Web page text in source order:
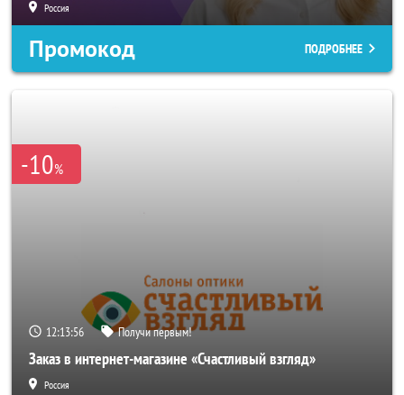
Россия
Промокод ПОДРОБНЕЕ
-10%
12:13:53 Получи первым!
Заказ в интернет-магазине «Счастливый взгляд»
Россия